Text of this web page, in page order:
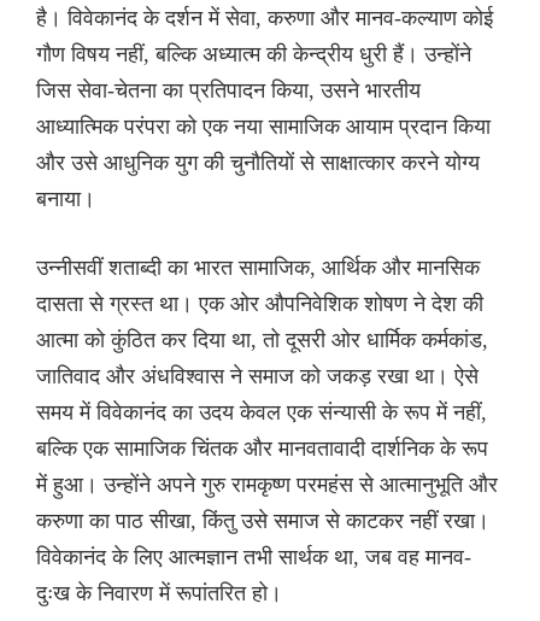
है। विवेकानंद के दर्शन में सेवा, करुणा और मानव-कल्याण कोई
गौण विषय नहीं, बल्कि अध्यात्म की केन्द्रीय धुरी हैं। उन्होंने
जिस सेवा-चेतना का प्रतिपादन किया, उसने भारतीय
आध्यात्मिक परंपरा को एक नया सामाजिक आयाम प्रदान किया
और उसे आधुनिक युग की चुनौतियों से साक्षात्कार करने योग्य
बनाया।
उन्नीसवीं शताब्दी का भारत सामाजिक, आर्थिक और मानसिक
दासता से ग्रस्त था। एक ओर औपनिवेशिक शोषण ने देश की
आत्मा को कुंठित कर दिया था, तो दूसरी ओर धार्मिक कर्मकांड,
जातिवाद और अंधविश्वास ने समाज को जकड़ रखा था। ऐसे
समय में विवेकानंद का उदय केवल एक संन्यासी के रूप में नहीं,
बल्कि एक सामाजिक चिंतक और मानवतावादी दार्शनिक के रूप
में हुआ। उन्होंने अपने गुरु रामकृष्ण परमहंस से आत्मानुभूति और
करुणा का पाठ सीखा, किंतु उसे समाज से काटकर नहीं रखा।
विवेकानंद के लिए आत्मज्ञान तभी सार्थक था, जब वह मानव-
दुःख के निवारण में रूपांतरित हो।